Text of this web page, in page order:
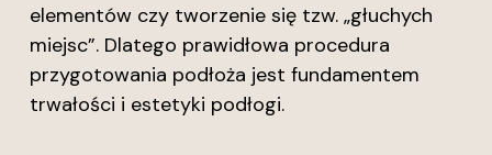
elementów czy tworzenie się tzw. „głuchych
miejsc”. Dlatego prawidłowa procedura
przygotowania podłoża jest fundamentem
trwałości i estetyki podłogi.